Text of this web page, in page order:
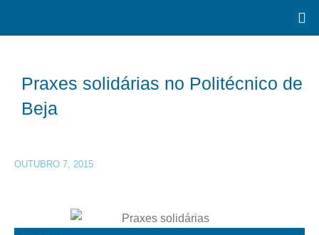
Praxes solidárias no Politécnico de
Beja
OUTUBRO 7, 2015